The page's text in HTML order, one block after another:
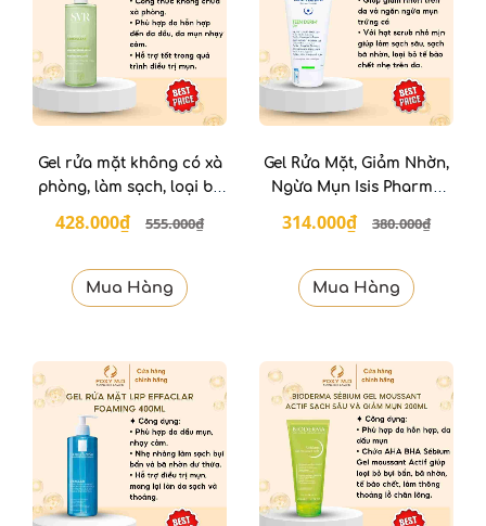
Gel rửa mặt không có xà
phòng, làm sạch, loại bỏ
tế bào da chết SVR 400ml
428.000₫ 555.000₫
Mua Hàng
Gel Rửa Mặt, Giảm Nhờn,
Ngừa Mụn Isis Pharma
Teenderm Gel 150ml
314.000₫ 380.000₫
Mua Hàng